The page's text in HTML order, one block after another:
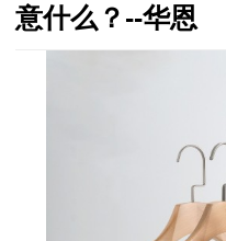
意什么？--华恩